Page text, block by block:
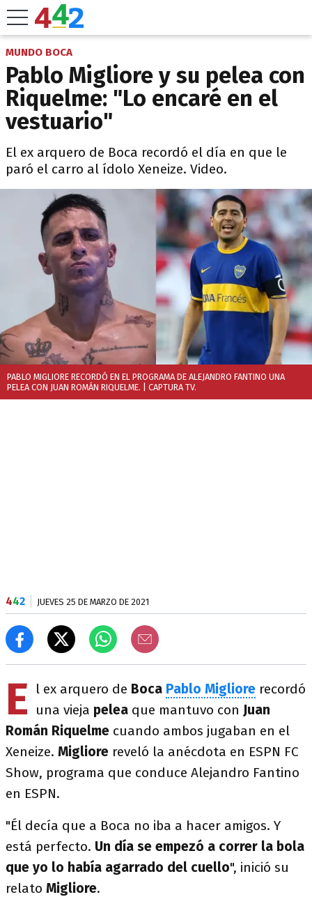
MUNDO BOCA
Pablo Migliore y su pelea con
Riquelme: "Lo encaré en el
vestuario"
El ex arquero de Boca recordó el día en que le
paró el carro al ídolo Xeneize. Video.
PABLO MIGLIORE RECORDÓ EN EL PROGRAMA DE ALEJANDRO FANTINO UNA
PELEA CON JUAN ROMÁN RIQUELME. | CAPTURA TV.
442 JUEVES 25 DE MARZO DE 2021
E l ex arquero de Boca Pablo Migliore recordó
una vieja pelea que mantuvo con Juan
Román Riquelme cuando ambos jugaban en el
Xeneize. Migliore reveló la anécdota en ESPN FC
Show, programa que conduce Alejandro Fantino
en ESPN.
"Él decía que a Boca no iba a hacer amigos. Y
está perfecto. Un día se empezó a correr la bola
que yo lo había agarrado del cuello", inició su
relato Migliore.